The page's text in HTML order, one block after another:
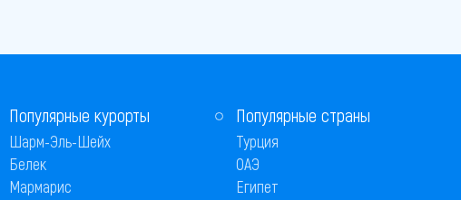
Популярные курорты
Шарм-Эль-Шейх
Белек
Мармарис
Популярные страны
Турция
ОАЭ
Египет